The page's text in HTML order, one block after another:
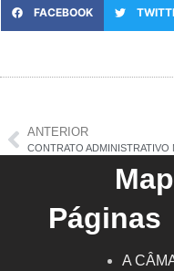
FACEBOOK
ANTERIOR
Páginas
A